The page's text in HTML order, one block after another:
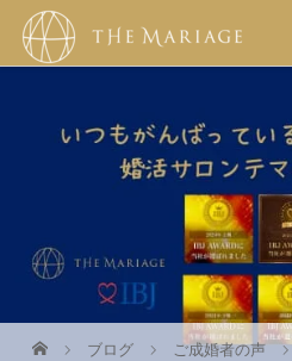
ブログ ご成婚者の声